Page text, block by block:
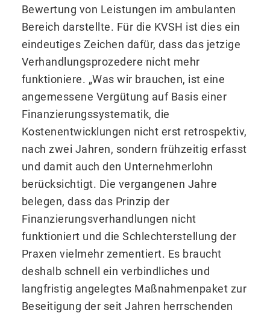
Bewertung von Leistungen im ambulanten
Bereich darstellte. Für die KVSH ist dies ein
eindeutiges Zeichen dafür, dass das jetzige
Verhandlungsprozedere nicht mehr
funktioniere. „Was wir brauchen, ist eine
angemessene Vergütung auf Basis einer
Finanzierungssystematik, die
Kostenentwicklungen nicht erst retrospektiv,
nach zwei Jahren, sondern frühzeitig erfasst
und damit auch den Unternehmerlohn
berücksichtigt. Die vergangenen Jahre
belegen, dass das Prinzip der
Finanzierungsverhandlungen nicht
funktioniert und die Schlechterstellung der
Praxen vielmehr zementiert. Es braucht
deshalb schnell ein verbindliches und
langfristig angelegtes Maßnahmenpaket zur
Beseitigung der seit Jahren herrschenden